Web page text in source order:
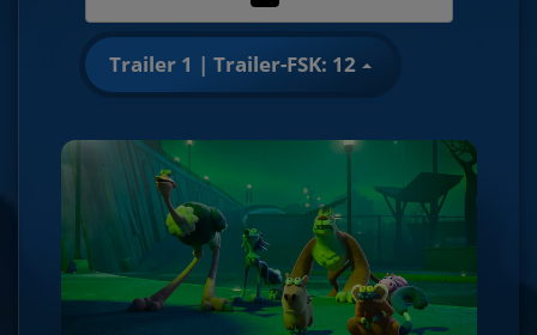
Trailer 1 | Trailer-FSK: 12